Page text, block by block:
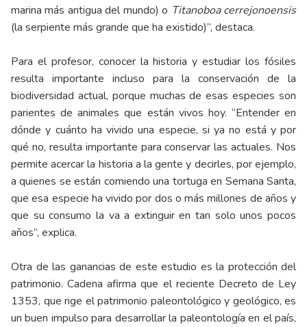
marina más antigua del mundo) o Titanoboa cerrejonoensis
(la serpiente más grande que ha existido)”, destaca.
Para el profesor, conocer la historia y estudiar los fósiles
resulta importante incluso para la conservación de la
biodiversidad actual, porque muchas de esas especies son
parientes de animales que están vivos hoy. “Entender en
dónde y cuánto ha vivido una especie, si ya no está y por
qué no, resulta importante para conservar las actuales. Nos
permite acercar la historia a la gente y decirles, por ejemplo,
a quienes se están comiendo una tortuga en Semana Santa,
que esa especie ha vivido por dos o más millones de años y
que su consumo la va a extinguir en tan solo unos pocos
años”, explica.
Otra de las ganancias de este estudio es la protección del
patrimonio. Cadena afirma que el reciente Decreto de Ley
1353, que rige el patrimonio paleontológico y geológico, es
un buen impulso para desarrollar la paleontología en el país,